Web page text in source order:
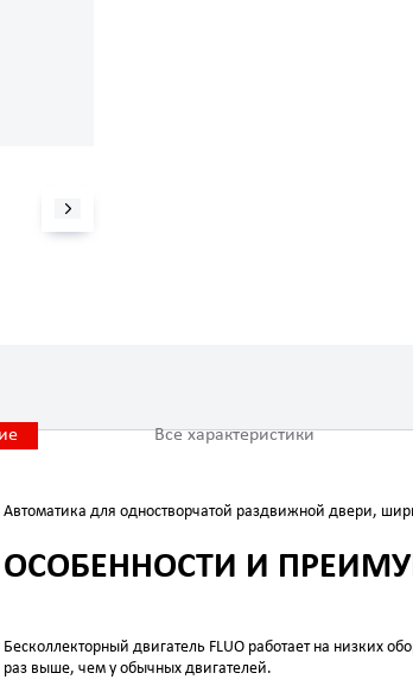
Все характеристики
Автоматика для одностворчатой раздвижной двери,
ОСОБЕННОСТИ И
Бесколлекторный двигатель FLUO работает на низких
раз выше, чем у обычных двигателей.